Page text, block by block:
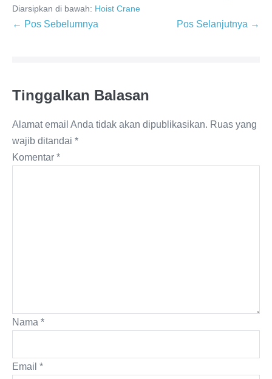
Diarsipkan di bawah: Hoist Crane
← Pos Sebelumnya Pos Selanjutnya →
Tinggalkan Balasan
Alamat email Anda tidak akan dipublikasikan. Ruas yang
wajib ditandai *
Komentar *
Nama *
Email *